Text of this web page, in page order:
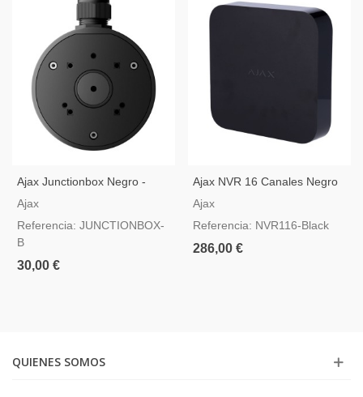
Ajax Junctionbox Negro -
Caja De Conexión Para
Ajax
Referencia: JUNCTIONBOX-
B
30,00 €
Ajax NVR 16 Canales Negro
— Grabador De Vídeo IP
Ajax
Referencia: NVR116-Black
286,00 €
QUIENES SOMOS